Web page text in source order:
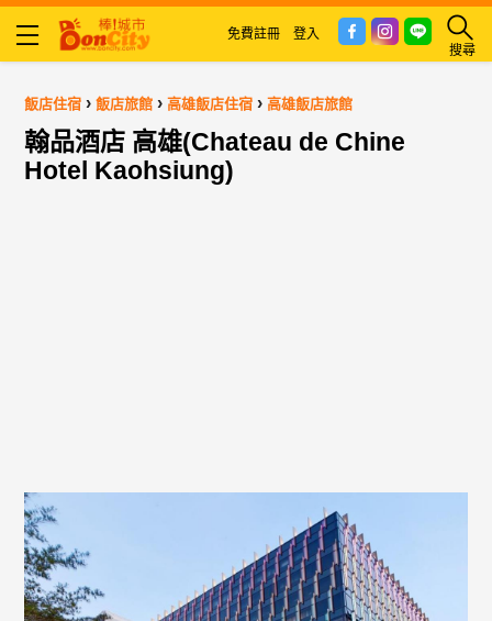
搜尋
免費註冊 登入
飯店住宿 ›飯店旅館 ›高雄飯店住宿 ›高雄飯店旅館
翰品酒店 高雄(Chateau de Chine
Hotel Kaohsiung)